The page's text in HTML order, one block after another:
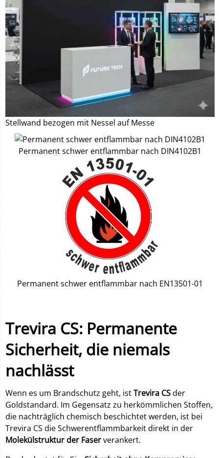
Stellwand bezogen mit Nessel auf Messe
Permanent schwer entflammbar nach DIN4102B1
Permanent schwer entflammbar nach EN13501-01
Trevira CS: Permanente
Sicherheit, die niemals
nachlässt
Wenn es um Brandschutz geht, istTrevira CSder
Goldstandard. Im Gegensatz zu herkömmlichen Stoffen,
die nachträglich chemisch beschichtet werden, ist bei
Trevira CS die Schwerentflammbarkeit direkt in der
Molekülstruktur der Faserverankert.